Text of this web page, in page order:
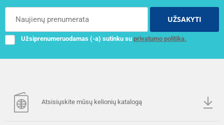
UŽSAKYTI
Užsiprenumeruodamas (-a) sutinku su privatumo politika.
Atsisiųskite mūsų kelionių katalogą